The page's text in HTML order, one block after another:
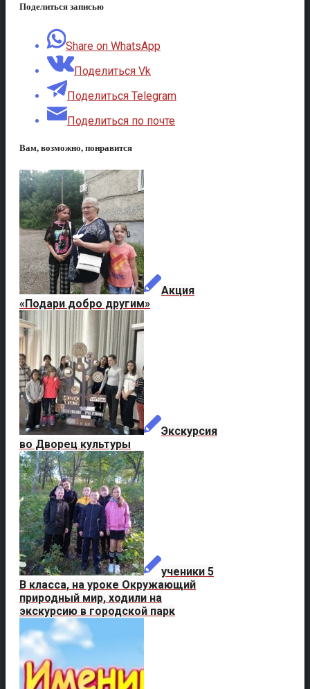
Поделиться записью
Share on WhatsApp
Поделиться Vk
Поделиться Telegram
Поделиться по почте
Вам, возможно, понравится
Акция
«Подари добро другим»
Экскурсия
во Дворец культуры
ученики 5
В класса, на уроке Окружающий
природный мир, ходили на
экскурсию в городской парк